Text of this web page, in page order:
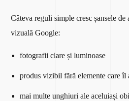
Câteva reguli simple cresc șansele de
vizuală Google:
fotografii clare și luminoase
produs vizibil fără elemente care îl
mai multe unghiuri ale aceluiași